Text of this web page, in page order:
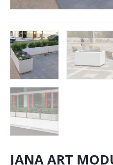
JANA ART